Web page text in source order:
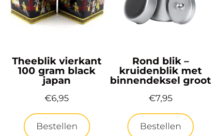
Theeblik vierkant
100 gram black
japan
€6,95
Bestellen
Rond blik –
kruidenblik met
binnendeksel groot
€7,95
Bestellen